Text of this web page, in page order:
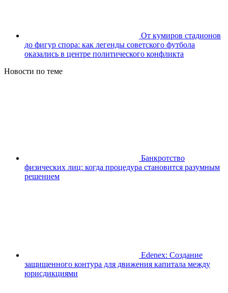
От кумиров стадионов
до фигур спора: как легенды советского футбола
оказались в центре политического конфликта
Новости по теме
Банкротство
физических лиц: когда процедура становится разумным
решением
Edenex: Создание
защищенного контура для движения капитала между
юрисдикциями